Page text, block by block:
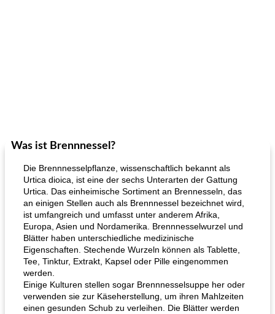
Was ist Brennnessel?
Die Brennnesselpflanze, wissenschaftlich bekannt als
Urtica dioica, ist eine der sechs Unterarten der Gattung
Urtica. Das einheimische Sortiment an Brennesseln, das
an einigen Stellen auch als Brennnessel bezeichnet wird,
ist umfangreich und umfasst unter anderem Afrika,
Europa, Asien und Nordamerika. Brennnesselwurzel und
Blätter haben unterschiedliche medizinische
Eigenschaften. Stechende Wurzeln können als Tablette,
Tee, Tinktur, Extrakt, Kapsel oder Pille eingenommen
werden.
Einige Kulturen stellen sogar Brennnesselsuppe her oder
verwenden sie zur Käseherstellung, um ihren Mahlzeiten
einen gesunden Schub zu verleihen. Die Blätter werden